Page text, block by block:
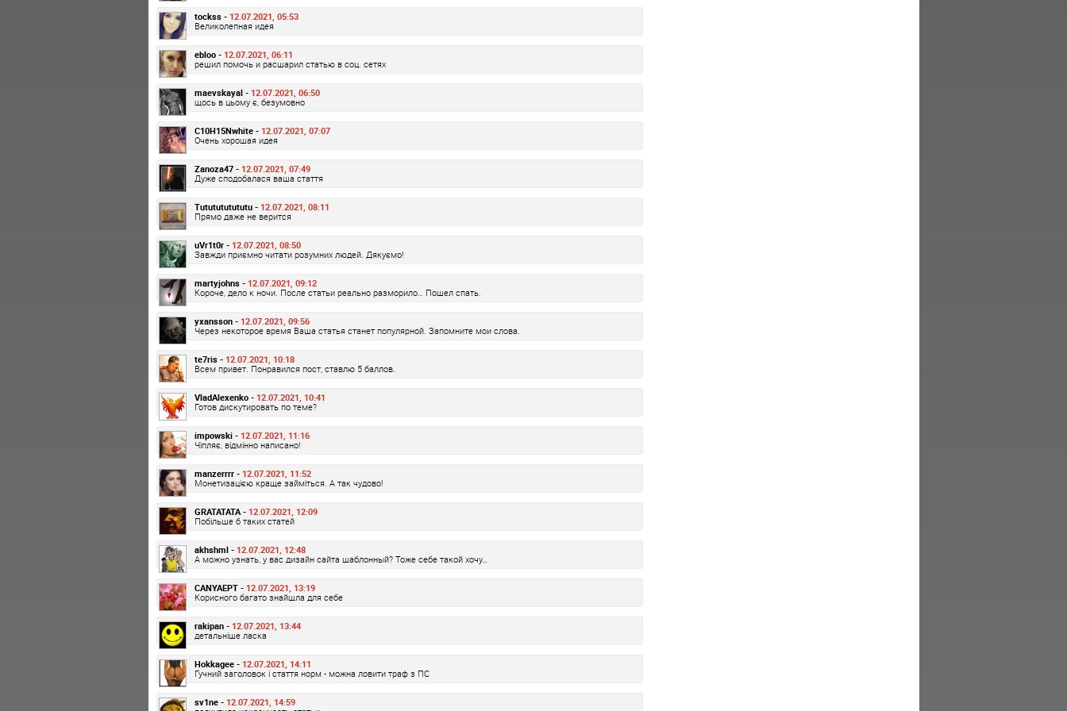
tockss - 12.07.2021, 05:53
Великолепная идея
ebloo - 12.07.2021, 06:11
решил помочь и расшарил статью в соц. сетях
maevskayal - 12.07.2021, 06:50
щось в цьому є, безумовно
C10H15Nwhite - 12.07.2021, 07:07
Очень хорошая идея
Zanoza47 - 12.07.2021, 07:49
Дуже сподобалася ваша стаття
Tututututututu - 12.07.2021, 08:11
Прямо даже не верится
uVr1t0r - 12.07.2021, 08:50
Завжди приємно читати розумних людей. Дякуємо!
martyjohns - 12.07.2021, 09:12
Короче, дело к ночи. После статьи реально разморило… Пошел спать.
yxansson - 12.07.2021, 09:56
Через некоторое время Ваша статья станет популярной. Запомните мои слова.
te7ris - 12.07.2021, 10:18
Всем привет. Понравился пост, ставлю 5 баллов.
VladAlexenko - 12.07.2021, 10:41
Готов дискутировать по теме?
impowski - 12.07.2021, 11:16
Чіпляє, відмінно написано!
manzerrrr - 12.07.2021, 11:52
Монетизацією краще займіться. А так чудово!
GRATATATA - 12.07.2021, 12:09
Побільше б таких статей
akhshml - 12.07.2021, 12:48
А можно узнать, у вас дизайн сайта шаблонный? Тоже себе такой хочу…
CANYAEPT - 12.07.2021, 13:19
Корисного багато знайшла для себе
rakipan - 12.07.2021, 13:44
детальніше ласка
Hokkagee - 12.07.2021, 14:11
Гучний заголовок і стаття норм - можна ловити траф з ПС
sv1ne - 12.07.2021, 14:59